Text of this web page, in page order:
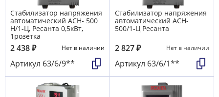
Стабилизатор напряжения
автоматический АСН- 500
Н/1-Ц, Ресанта 0,5кВт,
1розетка
2 438₽ Нет в наличии
Артикул 63/6/9**
Стабилизатор напряжения
автоматический АСН-
500/1-Ц Ресанта
2 827₽ Нет в наличии
Артикул 63/6/1**